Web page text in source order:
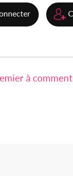
à